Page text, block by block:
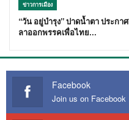
ข่าวการเมือง
“วัน อยู่บำรุง” ปาดน้ำตา ประกาศ
ลาออกพรรคเพื่อไทย…
Facebook
Join us on Facebook